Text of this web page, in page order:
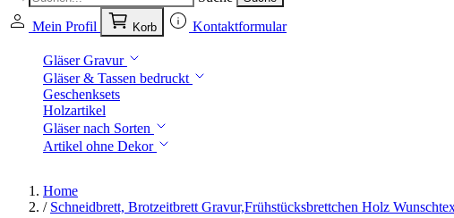
Mein Profil Korb Kontaktformular
Gläser Gravur
Gläser & Tassen bedruckt
Geschenksets
Holzartikel
Gläser nach Sorten
Artikel ohne Dekor
Home
/ Schneidbrett, Brotzeitbrett Gravur,Frühstücksbrettchen Holz